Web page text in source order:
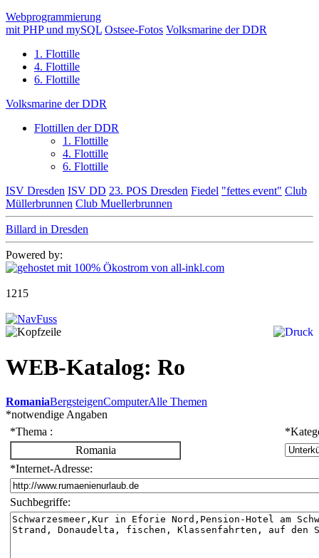
Webprogrammierung
mit PHP und mySQL Ostsee-Fotos Volksmarine der DDR
1. Flottille
4. Flottille
6. Flottille
Volksmarine der DDR
Flottillen der DDR
1. Flottille
4. Flottille
6. Flottille
ISV Dresden ISV DD 23. POS Dresden Fiedel "fettes event" Club
Müllerbrunnen Club Muellerbrunnen
Billard in Dresden
Powered by:
1215
WEB-Katalog: Ro
RomaniaBergsteigenComputerAlle Themen
*notwendige Angaben
*Thema : *
Romania
*Internet-Adresse:
Suchbegriffe: